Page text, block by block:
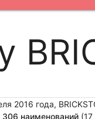
2016 года,
306 наименований